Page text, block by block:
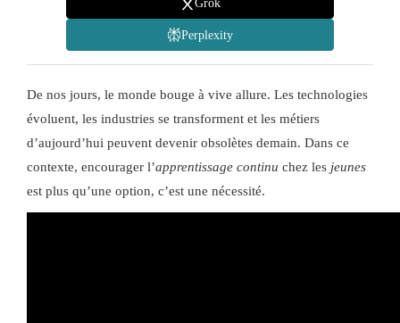
Grok
Perplexity
De nos jours, le monde bouge à vive allure. Les technologies
évoluent, les industries se transforment et les métiers
d’aujourd’hui peuvent devenir obsolètes demain. Dans ce
contexte, encourager l’apprentissage continu chez les jeunes
est plus qu’une option, c’est une nécessité.